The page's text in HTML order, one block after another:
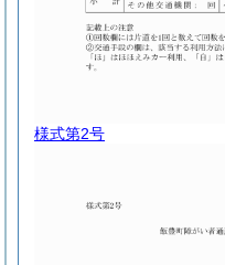
様式第2号